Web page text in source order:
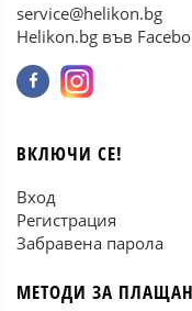
service@helikon.bg
Helikon.bg във
ВКЛЮЧИ СЕ!
Вход
Регистрация
Забравена парола
МЕТОДИ ЗА